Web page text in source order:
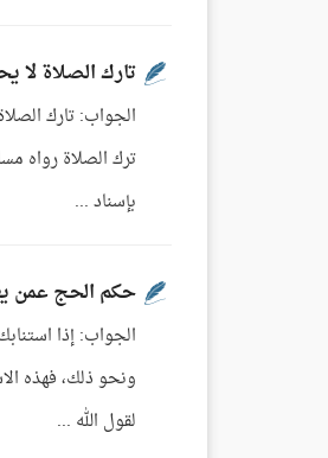
تارك الصلاة لا
الجواب: تارك
بإسناد ...
حكم الحج عمن
الجواب: إذا
ونحو ذلك، فهذه
لقول الله ...